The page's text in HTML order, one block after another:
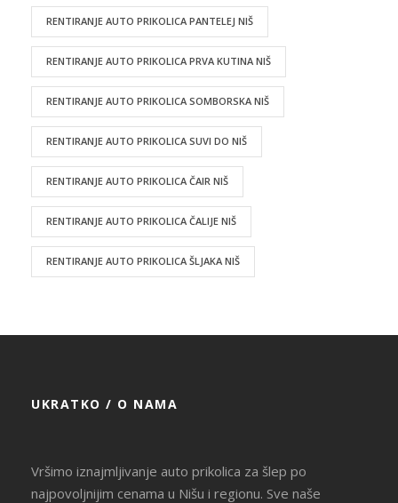
RENTIRANJE AUTO PRIKOLICA PANTELEJ NIŠ
RENTIRANJE AUTO PRIKOLICA PRVA KUTINA NIŠ
RENTIRANJE AUTO PRIKOLICA SOMBORSKA NIŠ
RENTIRANJE AUTO PRIKOLICA SUVI DO NIŠ
RENTIRANJE AUTO PRIKOLICA ČAIR NIŠ
RENTIRANJE AUTO PRIKOLICA ČALIJE NIŠ
RENTIRANJE AUTO PRIKOLICA ŠLJAKA NIŠ
UKRATKO / O NAMA
Vršimo iznajmljivanje auto prikolica za šlep po
najpovoljnijim cenama u Nišu i regionu. Sve naše